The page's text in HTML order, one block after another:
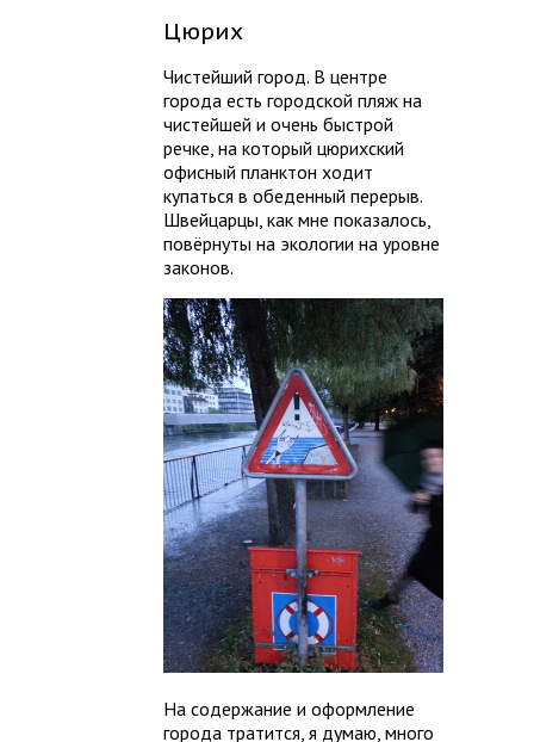
Цюрих
Чистейший город. В центре
города есть городской пляж на
чистейшей и очень быстрой
речке, на который цюрихский
офисный планктон ходит
купаться в обеденный перерыв.
Швейцарцы, как мне показалось,
повёрнуты на экологии на уровне
законов.
На содержание и оформление
города тратится, я думаю, много